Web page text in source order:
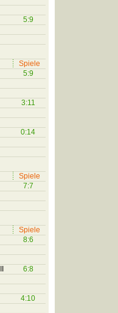
5:9
Spiele
5:9
3:11
0:14
Spiele
7:7
Spiele
8:6
6:8
4:10